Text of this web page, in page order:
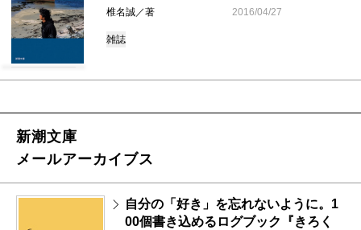
椎名誠／著 2016/04/27
雑誌
新潮文庫
メールアーカイブス
自分の「好き」を忘れないように。1
00個書き込めるログブック『きろく